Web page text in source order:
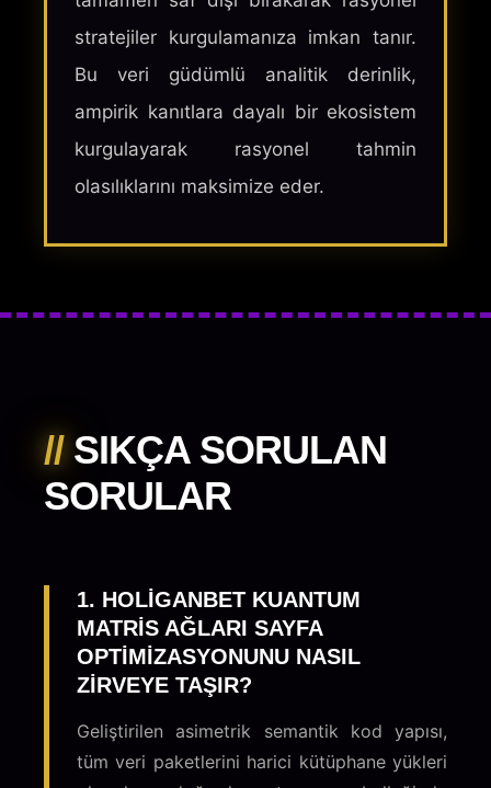
stratejiler kurgulamanıza imkan tanır.
Bu veri güdümlü analitik derinlik,
ampirik kanıtlara dayalı bir ekosistem
kurgulayarak rasyonel tahmin
olasılıklarını maksimize eder.
//SIKÇA SORULAN
SORULAR
1. HOLIGANBET KUANTUM
MATRIS AĞLARI SAYFA
OPTIMIZASYONUNU NASIL
ZIRVEYE TAŞIR?
Geliştirilen asimetrik semantik kod yapısı,
tüm veri paketlerini harici kütüphane yükleri